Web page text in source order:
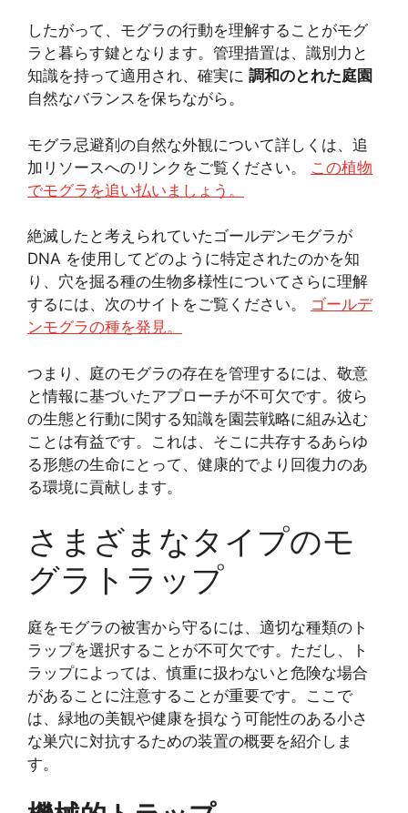
したがって、モグラの行動を理解することがモグ
ラと暮らす鍵となります。管理措置は、識別力と
知識を持って適用され、確実に 調和のとれた庭園
自然なバランスを保ちながら。
モグラ忌避剤の自然な外観について詳しくは、追
加リソースへのリンクをご覧ください。 この植物
でモグラを追い払いましょう。
絶滅したと考えられていたゴールデンモグラが
DNA を使用してどのように特定されたのかを知
り、穴を掘る種の生物多様性についてさらに理解
するには、次のサイトをご覧ください。 ゴールデ
ンモグラの種を発見。
つまり、庭のモグラの存在を管理するには、敬意
と情報に基づいたアプローチが不可欠です。彼ら
の生態と行動に関する知識を園芸戦略に組み込む
ことは有益です。これは、そこに共存するあらゆ
る形態の生命にとって、健康的でより回復力のあ
る環境に貢献します。
さまざまなタイプのモ
グラトラップ
庭をモグラの被害から守るには、適切な種類のト
ラップを選択することが不可欠です。ただし、ト
ラップによっては、慎重に扱わないと危険な場合
があることに注意することが重要です。ここで
は、緑地の美観や健康を損なう可能性のある小さ
な巣穴に対抗するための装置の概要を紹介しま
す。